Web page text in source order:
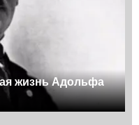
жизнь Адольфа